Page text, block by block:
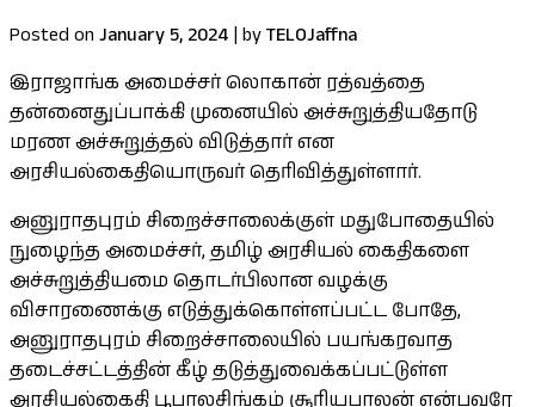
Posted on January 5, 2024 | byTELOJaffna
இராஜாங்க அமைச்சர் லொகான் ரத்வத்தை
தன்னைதுப்பாக்கி முனையில் அச்சுறுத்தியதோடு
மரண அச்சுறுத்தல் விடுத்தார் என
அரசியல்கைதியொருவர் தெரிவித்துள்ளார்.
அனுராதபுரம் சிறைச்சாலைக்குள் மதுபோதையில்
நுழைந்த அமைச்சர், தமிழ் அரசியல் கைதிகளை
அச்சுறுத்தியமை தொடர்பிலான வழக்கு
விசாரணைக்கு எடுத்துக்கொள்ளப்பட்ட போதே,
அனுராதபுரம் சிறைச்சாலையில் பயங்கரவாத
தடைச்சட்டத்தின் கீழ் தடுத்துவைக்கப்பட்டுள்ள
அரசியல்கைதி பூபாலசிங்கம் சூரியபாலன் என்பவரே